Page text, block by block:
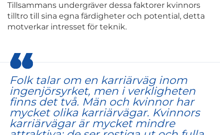
Tillsammans undergräver dessa faktorer kvinnors
tilltro till sina egna färdigheter och potential, detta
motverkar intresset för teknik.
Folk talar om en karriärväg inom
ingenjörsyrket, men i verkligheten
finns det två. Män och kvinnor har
mycket olika karriärvägar. Kvinnors
karriärvägar är mycket mindre